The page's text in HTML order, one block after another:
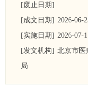
[废止日期]
[成文日期] 2026-06-
[实施日期] 2026-07-
[发文机构] 北京市医
局